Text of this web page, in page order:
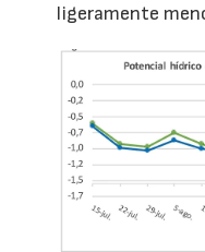
ligeramente